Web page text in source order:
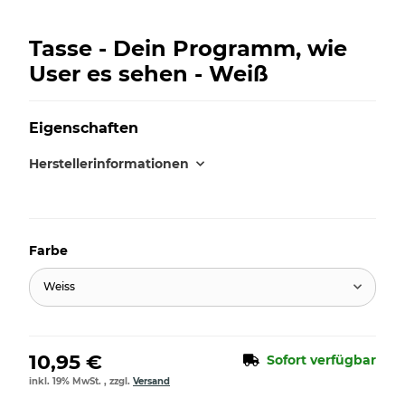
Tasse - Dein Programm, wie
User es sehen - Weiß
Eigenschaften
Herstellerinformationen
Farbe
Weiss
10,95 € Sofort verfügbar
inkl. 19% MwSt. , zzgl. Versand